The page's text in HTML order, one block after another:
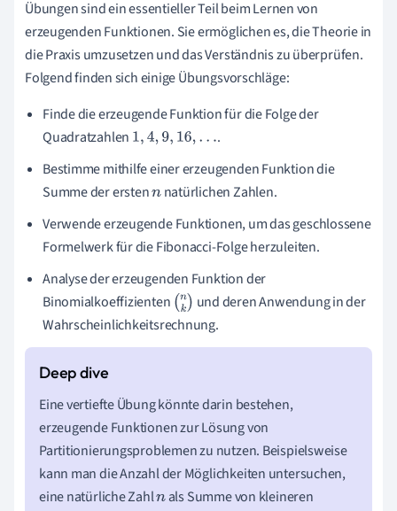
Übungen sind ein essentieller Teil beim Lernen von
erzeugenden Funktionen. Sie ermöglichen es, die Theorie in
die Praxis umzusetzen und das Verständnis zu überprüfen.
Folgend finden sich einige Übungsvorschläge:
Finde die erzeugende Funktion für die Folge der
Quadratzahlen 1,4,9,16 ,…
.
Bestimme mithilfe einer erzeugenden Funktion die
Summe der erstennnatürlichen Zahlen.
Verwende erzeugende Funktionen, um das geschlossene
Formelwerk für die Fibonacci-Folge herzuleiten.
Analyse der erzeugenden Funktion der
Binomialkoeffizienten (nk
)
und deren Anwendung in der
Wahrscheinlichkeitsrechnung.
Eine vertiefte Übung könnte darin bestehen,
erzeugende Funktionen zur Lösung von
Partitionierungsproblemen zu nutzen. Beispielsweise
kann man die Anzahl der Möglichkeiten untersuchen,
eine natürliche Zahlnals Summe von kleineren